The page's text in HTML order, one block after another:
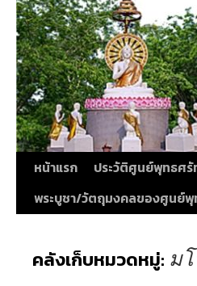
หน้าแรก ประวัติศูนย์พุทธศรั
พระบูชา/วัตถุมงคลของศูนย์พุ
คลังเก็บหมวดหมู่: ม